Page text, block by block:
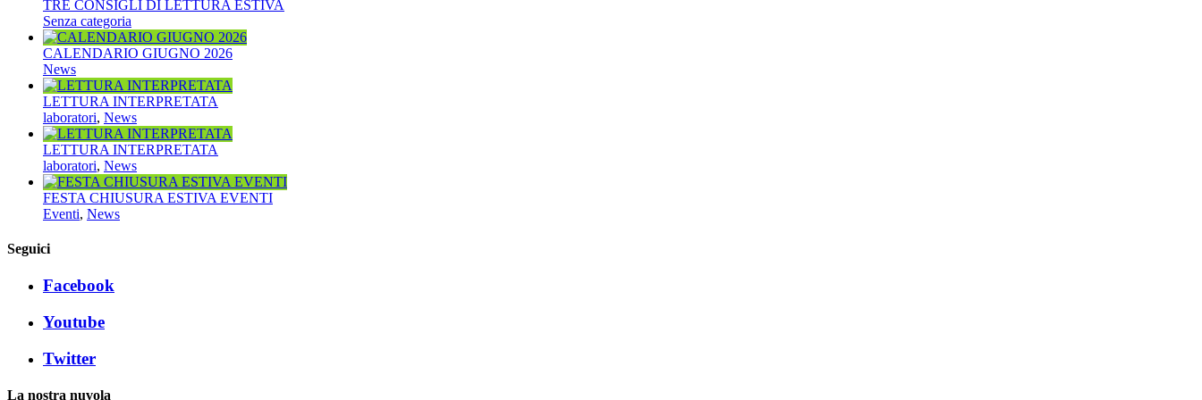
TRE CONSIGLI DI LETTURA ESTIVA
Senza categoria
CALENDARIO GIUGNO 2026
News
LETTURA INTERPRETATA
laboratori, News
LETTURA INTERPRETATA
laboratori, News
FESTA CHIUSURA ESTIVA EVENTI
Eventi, News
Seguici
Facebook
Youtube
Twitter
La nostra nuvola